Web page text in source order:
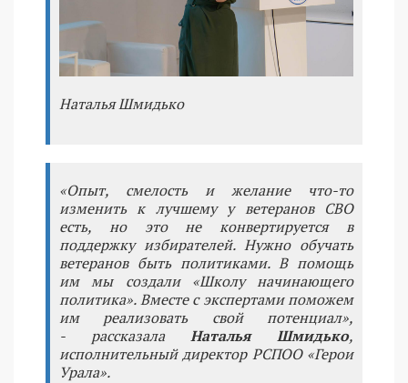
Наталья Шмидько
«Опыт, смелость и желание что-то
изменить к лучшему у ветеранов СВО
есть, но это не конвертируется в
поддержку избирателей. Нужно обучать
ветеранов быть политиками. В помощь
им мы создали «Школу начинающего
политика». Вместе с экспертами поможем
им реализовать свой потенциал»,
- рассказалаНаталья Шмидько,
исполнительный директор РСПОО «Герои
Урала».